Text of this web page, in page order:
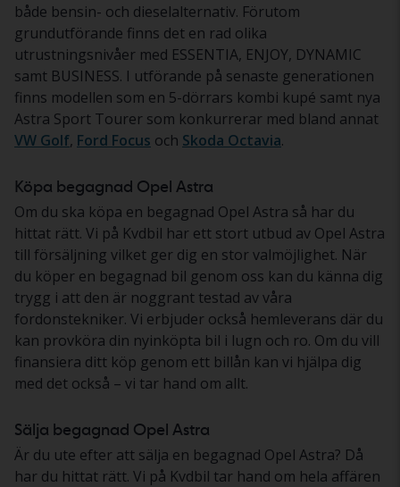
både bensin- och dieselalternativ. Förutom
grundutförande finns det en rad olika
utrustningsnivåer med ESSENTIA, ENJOY, DYNAMIC
samt BUSINESS. I utförande på senaste generationen
finns modellen som en 5-dörrars kombi kupé samt nya
Astra Sport Tourer som konkurrerar med bland annat
VW Golf, Ford Focus och Skoda Octavia.
Köpa begagnad Opel Astra
Om du ska köpa en begagnad Opel Astra så har du
hittat rätt. Vi på Kvdbil har ett stort utbud av Opel Astra
till försäljning vilket ger dig en stor valmöjlighet. När
du köper en begagnad bil genom oss kan du känna dig
trygg i att den är noggrant testad av våra
fordonstekniker. Vi erbjuder också hemleverans där du
kan provköra din nyinköpta bil i lugn och ro. Om du vill
finansiera ditt köp genom ett billån kan vi hjälpa dig
med det också – vi tar hand om allt.
Sälja begagnad Opel Astra
Är du ute efter att sälja en begagnad Opel Astra? Då
har du hittat rätt. Vi på Kvdbil tar hand om hela affären